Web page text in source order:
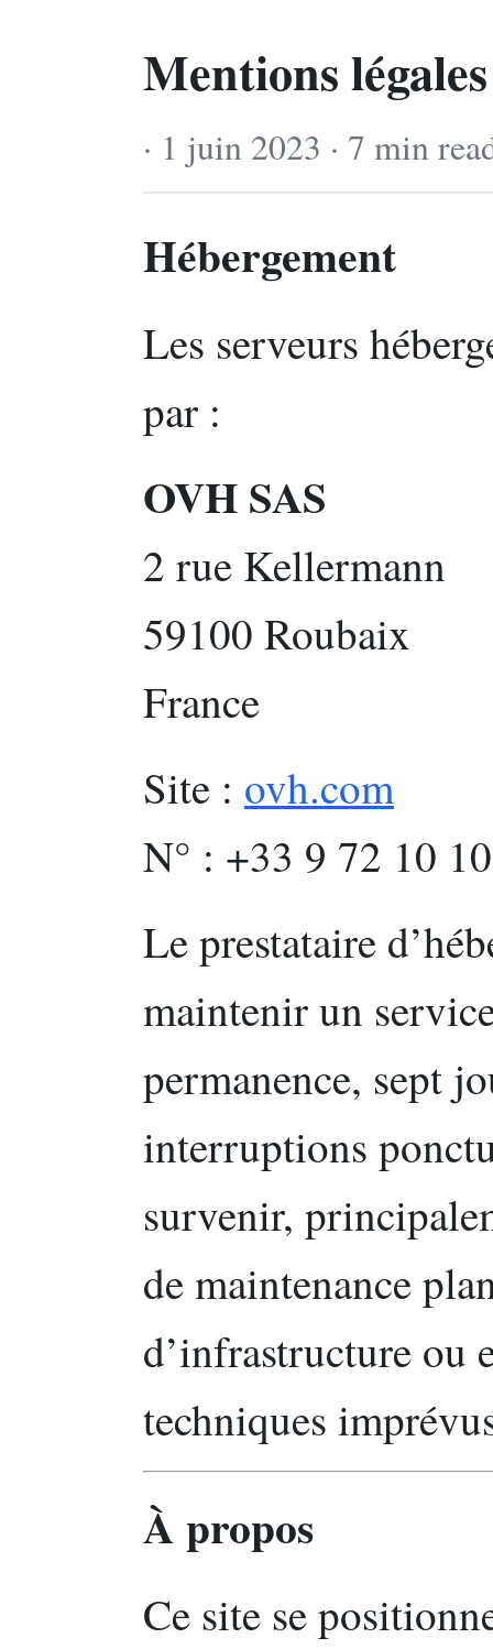
Mentions légales
· 1 juin 2023 · 7 min
Hébergement
Les serveurs
par :
OVH SAS
2 rue Kellermann
59100 Roubaix
France
Site : ovh.com
N° : +33 9 72 10
Le prestataire
maintenir un
permanence, sept
interruptions
survenir,
de maintenance
d’infrastructure ou
techniques
À propos
Ce site se